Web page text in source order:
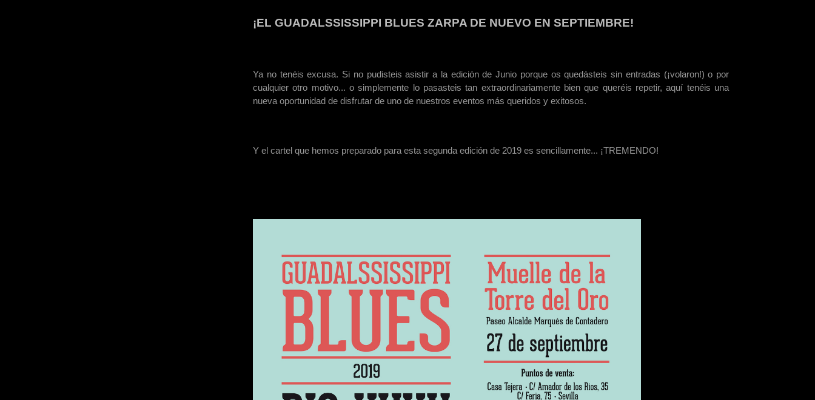
¡EL GUADALSSISSIPPI BLUES ZARPA DE NUEVO EN SEPTIEMBRE!
Ya no tenéis excusa. Si no pudisteis asistir a la edición de Junio porque os quedásteis sin entradas (¡volaron!) o por
cualquier otro motivo... o simplemente lo pasasteis tan extraordinariamente bien que queréis repetir, aquí tenéis una
nueva oportunidad de disfrutar de uno de nuestros eventos más queridos y exitosos.
Y el cartel que hemos preparado para esta segunda edición de 2019 es sencillamente... ¡TREMENDO!